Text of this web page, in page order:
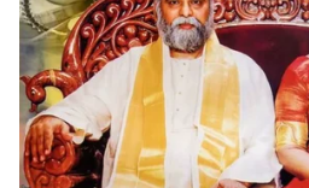
హీరోయిన్ షాకింగ్ కామెంట్స్
3
5